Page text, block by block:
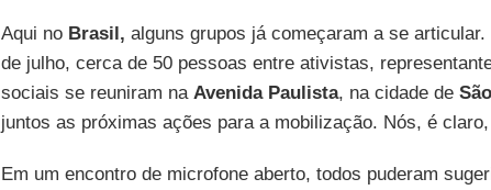
Aqui no Brasil, alguns grupos já começaram a se
de julho, cerca de 50 pessoas entre ativistas,
sociais se reuniram na Avenida Paulista, na cidade de
juntos as próximas ações para a mobilização. Nós, é
Em um encontro de microfone aberto, todos puderam